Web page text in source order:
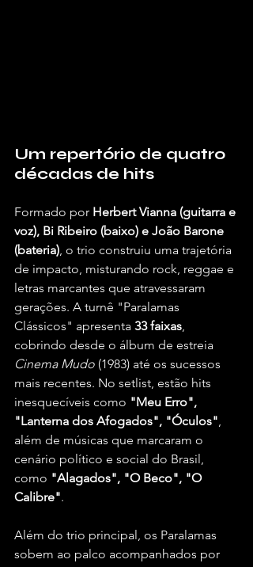
Um repertório de quatro
décadas de hits
Formado por Herbert Vianna (guitarra e
voz), Bi Ribeiro (baixo) e João Barone
(bateria), o trio construiu uma trajetória
de impacto, misturando rock, reggae e
letras marcantes que atravessaram
gerações. A turnê "Paralamas
Clássicos" apresenta 33 faixas,
cobrindo desde o álbum de estreia
Cinema Mudo (1983) até os sucessos
mais recentes. No setlist, estão hits
inesquecíveis como "Meu Erro",
"Lanterna dos Afogados", "Óculos",
além de músicas que marcaram o
cenário político e social do Brasil,
como "Alagados", "O Beco", "O
Calibre".
Além do trio principal, os Paralamas
sobem ao palco acompanhados por